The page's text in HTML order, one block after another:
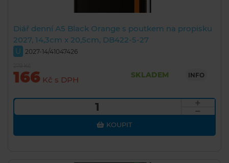
Diář denní A5 Black Orange s poutkem na propisku
2027, 14,3cm x 20,5cm, DB422-5-27
U 2027-14/41047426
166 Kč s DPH
SKLADEM INFO
KOUPIT